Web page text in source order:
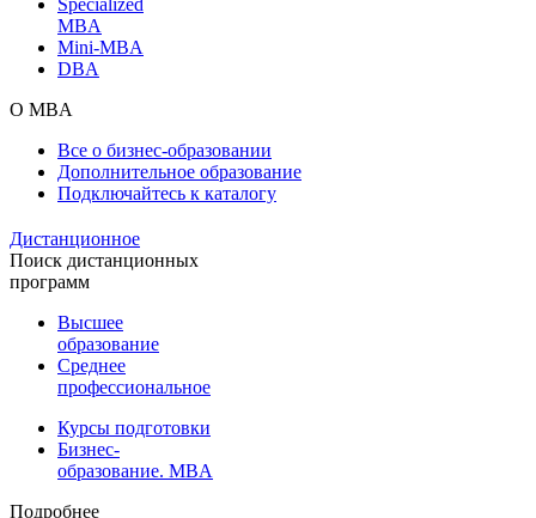
MBA
Mini-MBA
DBA
О MBA
Все о бизнес-образовании
Дополнительное образование
Подключайтесь к каталогу
Дистанционное
Поиск дистанционных
программ
Высшее
образование
Среднее
профессиональное
Курсы подготовки
Бизнес-
образование. MBA
Подробнее